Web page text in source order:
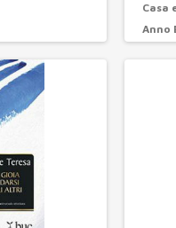
Casa
Anno